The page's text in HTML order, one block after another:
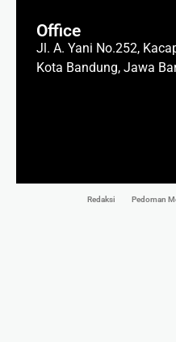
Office
Jl. A. Yani No.252,
Kota Bandung, Jawa
Redaksi Pedoman